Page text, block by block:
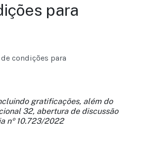
para
condições para
gratificações, além do
32, abertura de discussão
nº 10.723/2022